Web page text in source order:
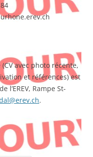
avec photo récente,
et références) est
l’EREV, Rampe St-
.